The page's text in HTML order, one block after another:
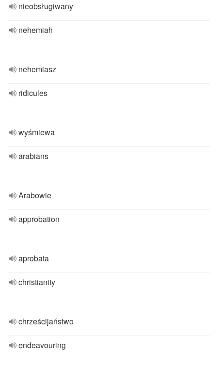
nieobsługiwany
nehemiah
nehemiasz
ridicules
wyśmiewa
arabians
Arabowie
approbation
aprobata
christianity
chrześcijaństwo
endeavouring